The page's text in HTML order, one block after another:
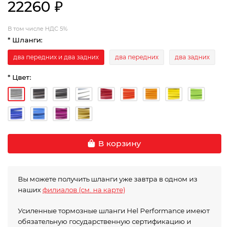
22260 ₽
В том числе НДС 5%
* Шланги:
два передних и два задних два передних два задних
* Цвет:
В корзину
Вы можете получить шланги уже завтра в одном из
нашихфилиалов (см. на карте)
Усиленные тормозные шланги Hel Performance имеют
обязательную государственную сертификацию и